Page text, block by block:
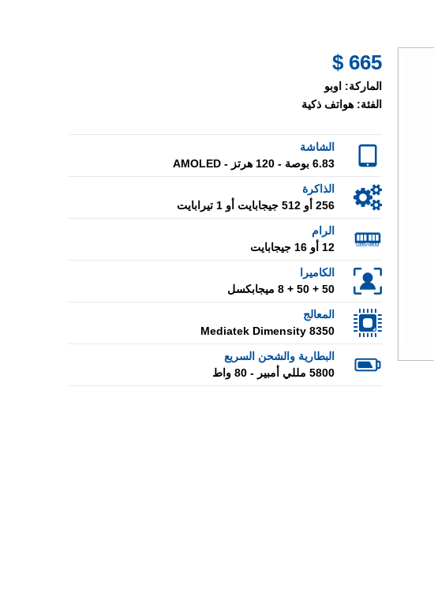
665 $
الماركة: اوبو
الفئة: هواتف ذكية
الشاشة
6.83 بوصة - 120 هرتز - AMOLED
الذاكرة
256 أو 512 جيجابايت أو 1 تيرابايت
الرام
12 أو 16 جيجابايت
الكاميرا
50 + 50 + 8 ميجابكسل
المعالج
Mediatek Dimensity 8350
البطارية والشحن السريع
5800 مللي أمبير - 80 واط